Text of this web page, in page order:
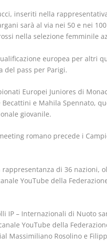
inseriti nella
sarà al via nei 50 e nei
nella selezione femminile
europea per altri
del pass per Parigi.
Europei Juniores di
e Mahila Spennato,
giovanile.
romano precede i
di 36 nazioni,
YouTube della
IP – Internazionali di Nuoto
YouTube della
Massimiliano Rosolino e